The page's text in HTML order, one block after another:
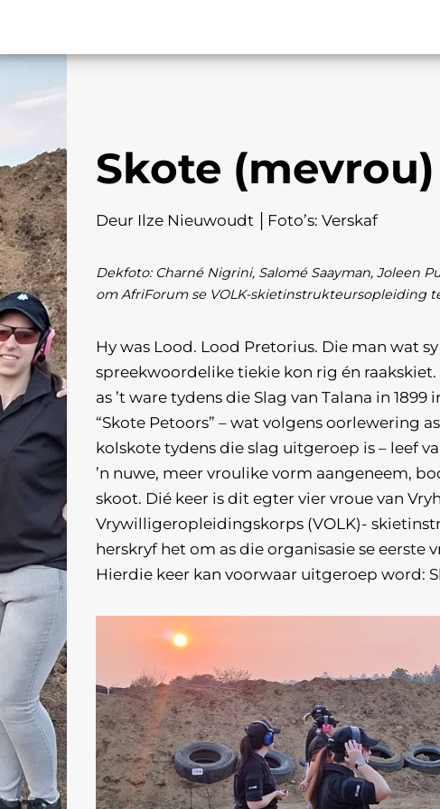
Skote
Deur Ilze Nieuwoudt │Foto’s: Verskaf
Dekfoto: Charné Nigrini, Salomé Saayman, Joleen
om AfriForum se VOLK-skietinstrukteursopleiding
Hy was Lood. Lood Pretorius. Die man wat
spreekwoordelike tiekie kon rig én
as ’t ware tydens die Slag van Talana in
“Skote Petoors” – wat volgens oorlewering
kolskote tydens die slag uitgeroep is – leef
’n nuwe, meer vroulike vorm aangeneem,
skoot. Dié keer is dit egter vier vroue van
Vrywilligeropleidingskorps (VOLK)-
herskryf het om as die organisasie se
Hierdie keer kan voorwaar uitgeroep word: